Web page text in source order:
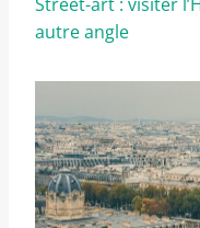
autre angle